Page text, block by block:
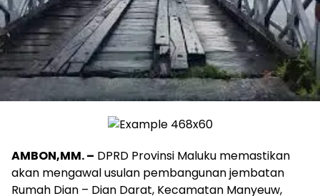
AMBON,MM. – DPRD Provinsi Maluku memastikan
akan mengawal usulan pembangunan jembatan
Rumah Dian – Dian Darat, Kecamatan Manyeuw,